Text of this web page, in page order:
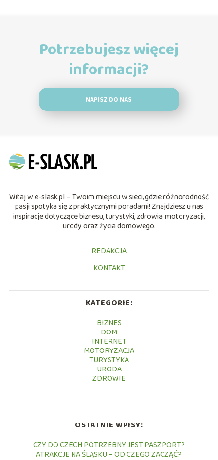
Potrzebujesz więcej
informacji?
NAPISZ DO NAS
Witaj w e-slask.pl – Twoim miejscu w sieci, gdzie różnorodność
pasji spotyka się z praktycznymi poradami! Znajdziesz u nas
inspiracje dotyczące biznesu, turystyki, zdrowia, motoryzacji,
urody oraz życia domowego.
REDAKCJA
KONTAKT
KATEGORIE:
BIZNES
DOM
INTERNET
MOTORYZACJA
TURYSTYKA
URODA
ZDROWIE
OSTATNIE WPISY:
CZY DO CZECH POTRZEBNY JEST PASZPORT?
ATRAKCJE NA ŚLĄSKU – OD CZEGO ZACZĄĆ?